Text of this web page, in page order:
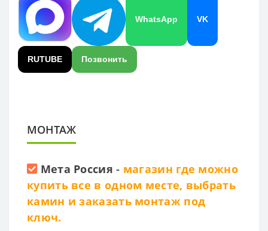
WhatsApp VK
RUTUBE Позвонить
МОНТАЖ
Мета Россия - магазин где можно
купить все в одном месте, выбрать
камин и заказать монтаж под
ключ.